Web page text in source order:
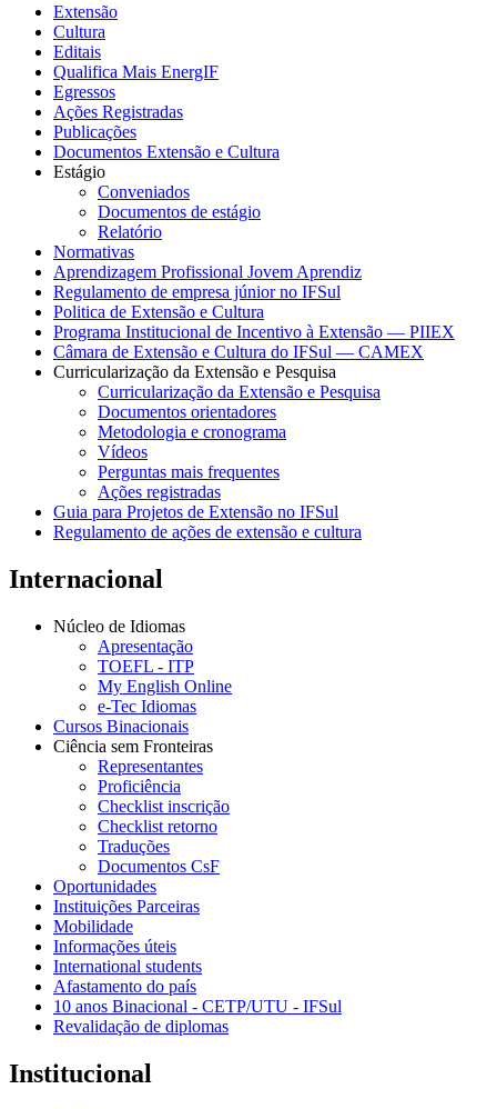
Extensão
Cultura
Editais
Qualifica Mais EnergIF
Egressos
Ações Registradas
Publicações
Documentos Extensão e Cultura
Estágio
Conveniados
Documentos de estágio
Relatório
Normativas
Aprendizagem Profissional Jovem Aprendiz
Regulamento de empresa júnior no IFSul
Politica de Extensão e Cultura
Programa Institucional de Incentivo à Extensão — PIIEX
Câmara de Extensão e Cultura do IFSul — CAMEX
Curricularização da Extensão e Pesquisa
Curricularização da Extensão e Pesquisa
Documentos orientadores
Metodologia e cronograma
Vídeos
Perguntas mais frequentes
Ações registradas
Guia para Projetos de Extensão no IFSul
Regulamento de ações de extensão e cultura
Internacional
Núcleo de Idiomas
Apresentação
TOEFL - ITP
My English Online
e-Tec Idiomas
Cursos Binacionais
Ciência sem Fronteiras
Representantes
Proficiência
Checklist inscrição
Checklist retorno
Traduções
Documentos CsF
Oportunidades
Instituições Parceiras
Mobilidade
Informações úteis
International students
Afastamento do país
10 anos Binacional - CETP/UTU - IFSul
Revalidação de diplomas
Institucional